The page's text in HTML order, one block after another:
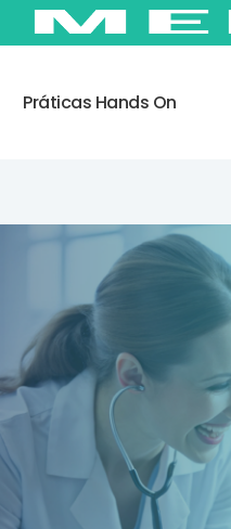
Práticas Hands On